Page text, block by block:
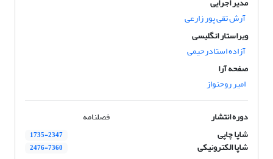
آرش تقی پور زارعی
ویراستار انگلیسی
آزاده استادرحیمی
صفحه آرا
امیر روحنواز
دوره انتشار
فصلنامه
شاپا چاپی
1735-2347
شاپا الکترونیکی 2476-7360